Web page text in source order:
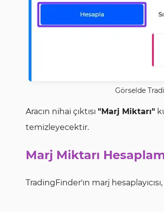
Görselde
Aracın nihai çıktısı "Marj Miktarı"
temizleyecektir.
Marj Miktarı
TradingFinder'ın marj